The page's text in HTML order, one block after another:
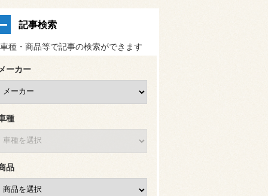
記事検索
種・商品等で記事の検索ができます
ーカー
種
品